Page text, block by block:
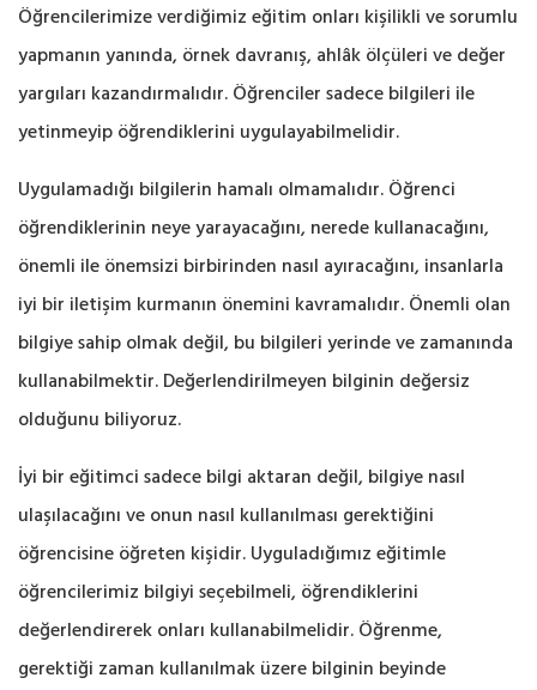
Öğrencilerimize verdiğimiz eğitim onları kişilikli ve sorumlu
yapmanın yanında, örnek davranış, ahlâk ölçüleri ve değer
yargıları kazandırmalıdır. Öğrenciler sadece bilgileri ile
yetinmeyip öğrendiklerini uygulayabilmelidir.
Uygulamadığı bilgilerin hamalı olmamalıdır. Öğrenci
öğrendiklerinin neye yarayacağını, nerede kullanacağını,
önemli ile önemsizi birbirinden nasıl ayıracağını, insanlarla
iyi bir iletişim kurmanın önemini kavramalıdır. Önemli olan
bilgiye sahip olmak değil, bu bilgileri yerinde ve zamanında
kullanabilmektir. Değerlendirilmeyen bilginin değersiz
olduğunu biliyoruz.
İyi bir eğitimci sadece bilgi aktaran değil, bilgiye nasıl
ulaşılacağını ve onun nasıl kullanılması gerektiğini
öğrencisine öğreten kişidir. Uyguladığımız eğitimle
öğrencilerimiz bilgiyi seçebilmeli, öğrendiklerini
değerlendirerek onları kullanabilmelidir. Öğrenme,
gerektiği zaman kullanılmak üzere bilginin beyinde